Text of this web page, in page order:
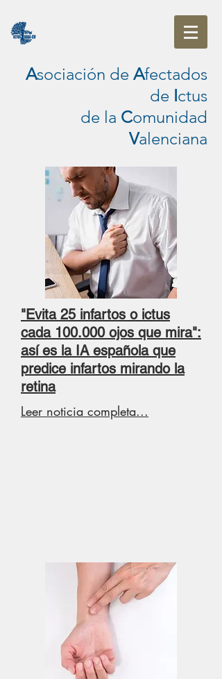
Asociación de Afectados
de Ictus
de la Comunidad
Valenciana
"Evita 25 infartos o ictus
cada 100.000 ojos que mira":
así es la IA española que
predice infartos mirando la
retina
Leer noticia completa...